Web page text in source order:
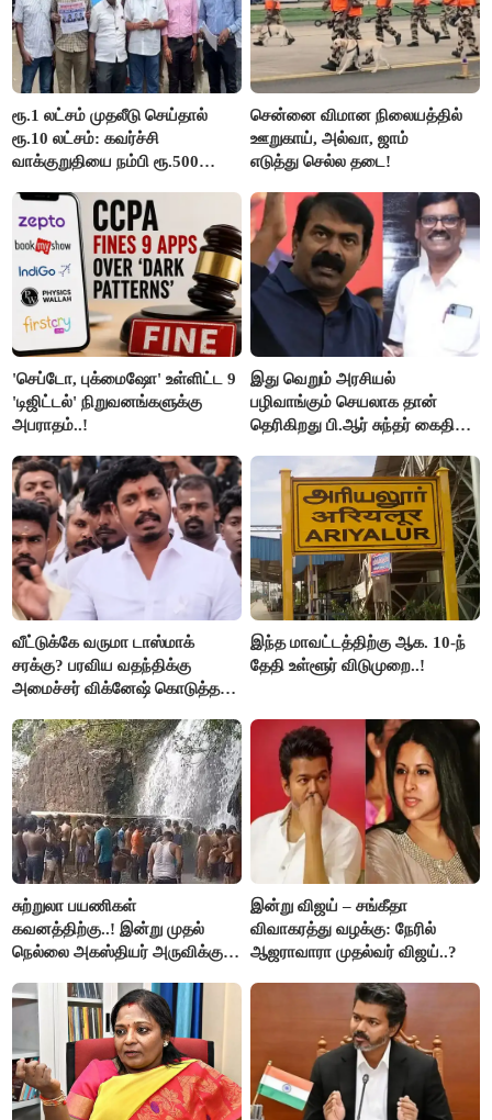
ரூ.1 லட்சம் முதலீடு செய்தால்
ரூ.10 லட்சம்: கவர்ச்சி
வாக்குறுதியை நம்பி ரூ.500
மக்கள்!
சென்னை விமான நிலையத்தில்
ஊறுகாய், அல்வா, ஜாம்
எடுத்து செல்ல தடை!
'செப்டோ, புக்மைஷோ' உள்ளிட்ட 9
'டிஜிட்டல்' நிறுவனங்களுக்கு
அபராதம்..!
இது வெறும் அரசியல்
பழிவாங்கும் செயலாக தான்
தெரிகிறது பி.ஆர் சுந்தர் கைதிற்கு
வீட்டுக்கே வருமா டாஸ்மாக்
சரக்கு? பரவிய வதந்திக்கு
அமைச்சர் விக்னேஷ் கொடுத்த
இந்த மாவட்டத்திற்கு ஆக. 10-ந்
தேதி உள்ளூர் விடுமுறை..!
சுற்றுலா பயணிகள்
கவனத்திற்கு..! இன்று முதல்
நெல்லை அகஸ்தியர் அருவிக்கு
இன்று விஜய் – சங்கீதா
விவாகரத்து வழக்கு: நேரில்
ஆஜராவாரா முதல்வர் விஜய்..?